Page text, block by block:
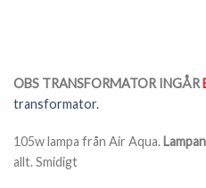
OBS TRANSFORMATOR INGÅR
transformator.
105w lampa från Air Aqua.
allt. Smidigt